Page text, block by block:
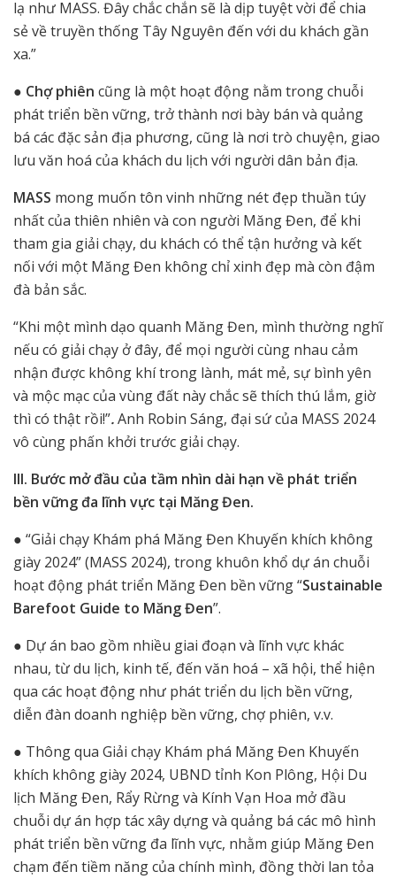
lạ như MASS. Đây chắc chắn sẽ là dịp tuyệt vời để chia
sẻ về truyền thống Tây Nguyên đến với du khách gần
xa.”
● Chợ phiên cũng là một hoạt động nằm trong chuỗi
phát triển bền vững, trở thành nơi bày bán và quảng
bá các đặc sản địa phương, cũng là nơi trò chuyện, giao
lưu văn hoá của khách du lịch với người dân bản địa.
MASS mong muốn tôn vinh những nét đẹp thuần túy
nhất của thiên nhiên và con người Măng Đen, để khi
tham gia giải chạy, du khách có thể tận hưởng và kết
nối với một Măng Đen không chỉ xinh đẹp mà còn đậm
đà bản sắc.
“Khi một mình dạo quanh Măng Đen, mình thường nghĩ
nếu có giải chạy ở đây, để mọi người cùng nhau cảm
nhận được không khí trong lành, mát mẻ, sự bình yên
và mộc mạc của vùng đất này chắc sẽ thích thú lắm, giờ
thì có thật rồi!”.Anh Robin Sáng, đại sứ của MASS 2024
vô cùng phấn khởi trước giải chạy.
III. Bước mở đầu của tầm nhìn dài hạn về phát triển
bền vững đa lĩnh vực tại Măng Đen.
● “Giải chạy Khám phá Măng Đen Khuyến khích không
giày 2024” (MASS 2024), trong khuôn khổ dự án chuỗi
hoạt động phát triển Măng Đen bền vững “Sustainable
Barefoot Guide to Măng Đen”.
● Dự án bao gồm nhiều giai đoạn và lĩnh vực khác
nhau, từ du lịch, kinh tế, đến văn hoá – xã hội, thể hiện
qua các hoạt động như phát triển du lịch bền vững,
diễn đàn doanh nghiệp bền vững, chợ phiên, v.v.
● Thông qua Giải chạy Khám phá Măng Đen Khuyến
khích không giày 2024, UBND tỉnh Kon Plông, Hội Du
lịch Măng Đen, Rẩy Rừng và Kính Vạn Hoa mở đầu
chuỗi dự án hợp tác xây dựng và quảng bá các mô hình
phát triển bền vững đa lĩnh vực, nhằm giúp Măng Đen
chạm đến tiềm năng của chính mình, đồng thời lan tỏa